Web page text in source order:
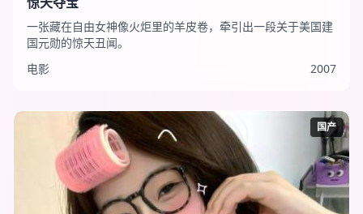
一张藏在自由女神像火炬里的羊皮卷，牵引出一段关于美国建
国元勋的惊天丑闻。
电影
2007
国产